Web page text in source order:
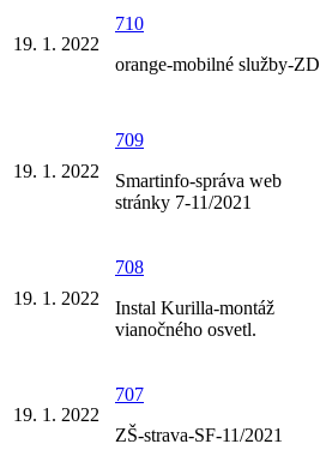
19. 1. 2022
710
orange-mobilné služby-ZD
19. 1. 2022
709
Smartinfo-správa web
stránky 7-11/2021
19. 1. 2022
708
Instal Kurilla-montáž
vianočného osvetl.
19. 1. 2022
707
ZŠ-strava-SF-11/2021